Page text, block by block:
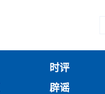
时评
辟谣